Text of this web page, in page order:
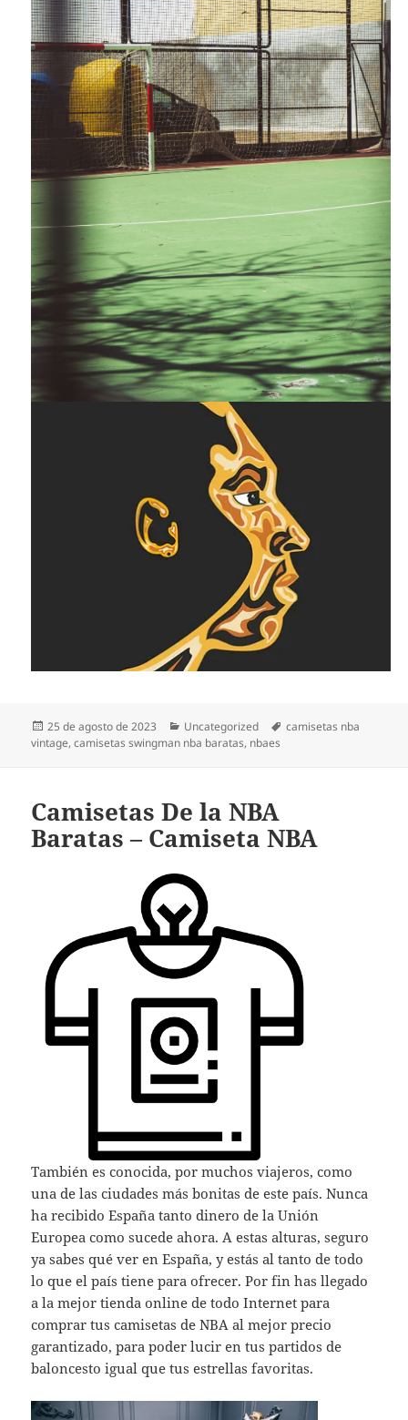
Publicado
el
25 de agosto de 2023 Categorías
Uncategorized Etiquetas
camisetas nba
vintage,camisetas swingman nba baratas, nbaes
Camisetas De la NBA
Baratas – Camiseta NBA
También es conocida, por muchos viajeros, como
una de las ciudades más bonitas de este país. Nunca
ha recibido España tanto dinero de la Unión
Europea como sucede ahora. A estas alturas, seguro
ya sabes qué ver en España, y estás al tanto de todo
lo que el país tiene para ofrecer. Por fin has llegado
a la mejor tienda online de todo Internet para
comprar tus camisetas de NBA al mejor precio
garantizado, para poder lucir en tus partidos de
baloncesto igual que tus estrellas favoritas.